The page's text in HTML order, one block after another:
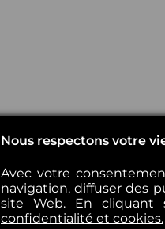
Nous respectons votre
Avec votre
navigation, diffuser des
site Web. En cliquant
confidentialité et cookies.